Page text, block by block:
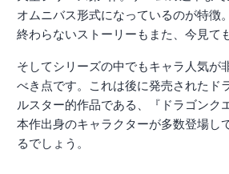
オムニバス形式になっているのが特徴
終わらないストーリーもまた、今見て
そしてシリーズの中でもキャラ人気が
べき点です。これは後に発売されたド
ルスター的作品である、『ドラゴンク
本作出身のキャラクターが多数登場し
るでしょう。